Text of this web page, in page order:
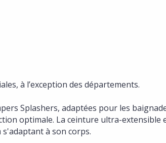
à l’exception des départements.
Splashers, adaptées pour les
optimale. La ceinture ultra-extensible
à son corps.